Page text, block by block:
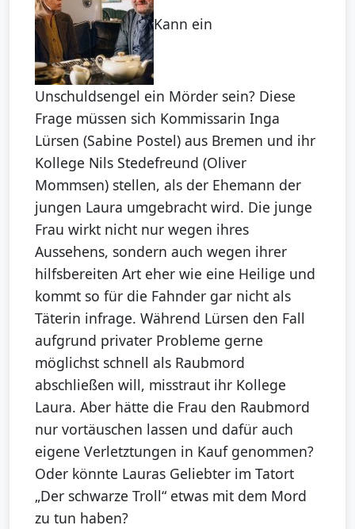
Kann ein
Unschuldsengel ein Mörder sein? Diese
Frage müssen sich Kommissarin Inga
Lürsen (Sabine Postel) aus Bremen und ihr
Kollege Nils Stedefreund (Oliver
Mommsen) stellen, als der Ehemann der
jungen Laura umgebracht wird. Die junge
Frau wirkt nicht nur wegen ihres
Aussehens, sondern auch wegen ihrer
hilfsbereiten Art eher wie eine Heilige und
kommt so für die Fahnder gar nicht als
Täterin infrage. Während Lürsen den Fall
aufgrund privater Probleme gerne
möglichst schnell als Raubmord
abschließen will, misstraut ihr Kollege
Laura. Aber hätte die Frau den Raubmord
nur vortäuschen lassen und dafür auch
eigene Verletztungen in Kauf genommen?
Oder könnte Lauras Geliebter im Tatort
„Der schwarze Troll“ etwas mit dem Mord
zu tun haben?